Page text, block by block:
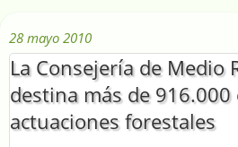
28 mayo 2010
La Consejería de Medio
destina más de 916.000
actuaciones forestales